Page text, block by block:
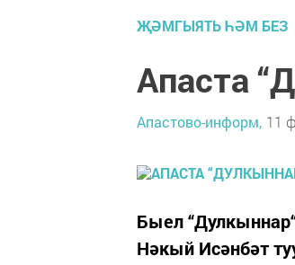
ҖӘМГЫЯТЬ ҺӘМ БЕЗ
Апаста
Апастово-информ, 11
Быел
Нәкый Исәнбәт